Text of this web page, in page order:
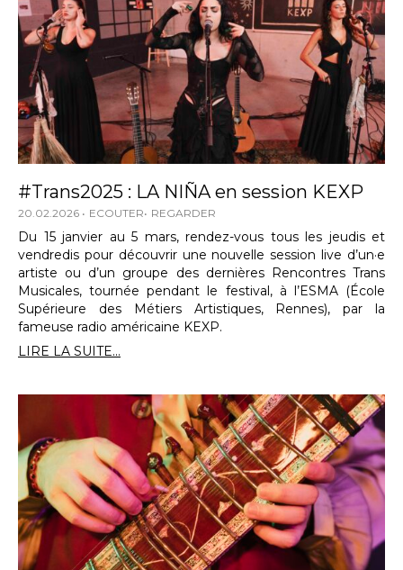
#Trans2025 : LA NIÑA en session KEXP
20.02.2026 ECOUTER REGARDER
Du 15 janvier au 5 mars, rendez-vous tous les jeudis et
vendredis pour découvrir une nouvelle session live d’un·e
artiste ou d’un groupe des dernières Rencontres Trans
Musicales, tournée pendant le festival, à l’ESMA (École
Supérieure des Métiers Artistiques, Rennes), par la
fameuse radio américaine KEXP.
LIRE LA SUITE...